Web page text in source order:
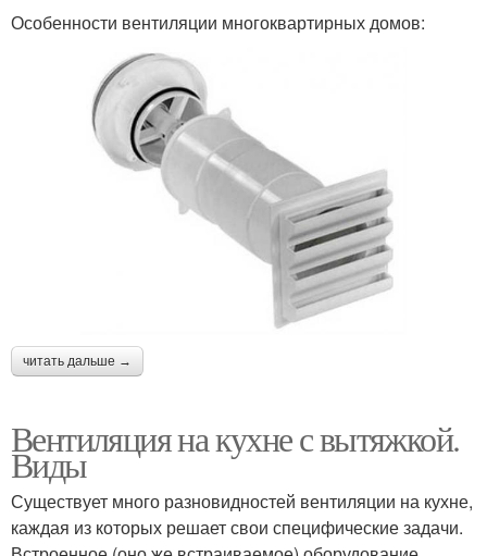
Особенности вентиляции многоквартирных домов:
читать дальше →
Вентиляция на кухне с вытяжкой.
Виды
Существует много разновидностей вентиляции на кухне,
каждая из которых решает свои специфические задачи.